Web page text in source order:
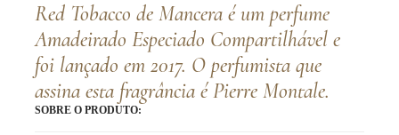
Red Tobacco de Mancera é um perfume
Amadeirado Especiado Compartilhável e
foi lançado em 2017. O perfumista que
assina esta fragrância é Pierre Montale.
SOBRE O PRODUTO: